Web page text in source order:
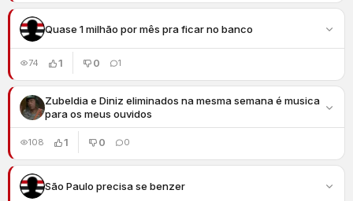
Quase 1 milhão por mês pra ficar no banco
74 1 0 1
Zubeldia e Diniz eliminados na mesma semana é musica
para os meus ouvidos
108 1 0 0
São Paulo precisa se benzer